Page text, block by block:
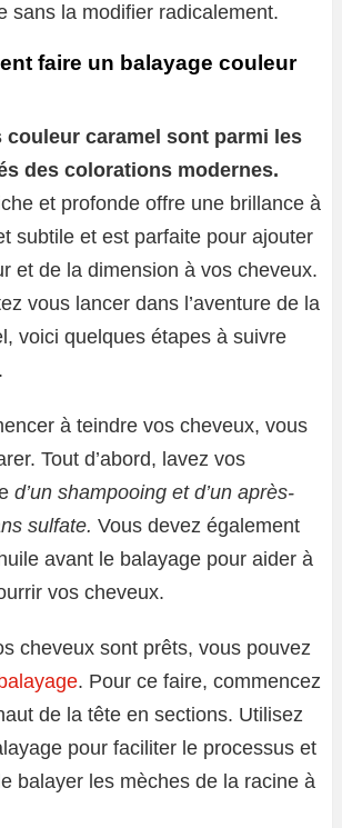
sans la modifier radicalement.
faire un balayage couleur
couleur caramel sont parmi les
des colorations modernes.
et profonde offre une brillance à
subtile et est parfaite pour ajouter
et de la dimension à vos cheveux.
vous lancer dans l’aventure de la
voici quelques étapes à suivre
à teindre vos cheveux, vous
Tout d’abord, lavez vos
d’un shampooing et d’un après-
sulfate. Vous devez également
avant le balayage pour aider à
vos cheveux.
cheveux sont prêts, vous pouvez
. Pour ce faire, commencez
de la tête en sections. Utilisez
pour faciliter le processus et
balayer les mèches de la racine à